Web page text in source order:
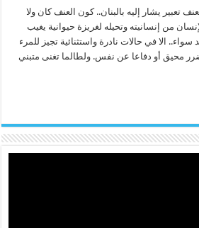
تعبير يشار إليه بالبنان.. كون العنف كان ولا
من إنسانيته وتحيله لغريزة حيوانية يغيب
الا في حالات نادرة واستثنائية تجيز للمرء
محيق أو دفاعا عن نفس. ولطالما تغنى متبني